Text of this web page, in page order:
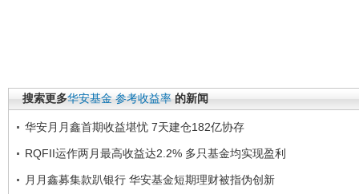
搜索更多华安基金 参考收益率 的新闻
华安月月鑫首期收益堪忧 7天建仓182亿协存
RQFII运作两月最高收益达2.2% 多只基金均实现盈利
月月鑫募集款趴银行 华安基金短期理财被指伪创新